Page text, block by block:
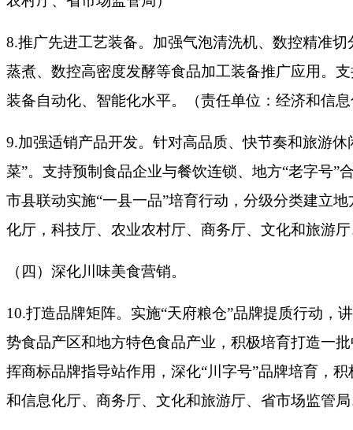
8.推广先进工艺装备。加强气泡清洗机、数控精准
蒸煮、数控高密度发酵等食品加工装备推广应用。
装备自动化、智能化水平。（责任单位：经济和信
9.加强适销产品开发。针对高品质、快节奏和旅游休
菜”。支持预制食品企业与餐饮连锁、地方“老字号
市县联动实施“一县一品”培育行动，分级分类建立
化厅，科技厅、农业农村厅、商务厅、文化和旅游
（四）深化川味美食营销。
10.打造品牌矩阵。实施“天府粮仓”品牌提质行动，
势食品产区和地方特色食品产业，积极培育打造一
挥商标品牌指导站作用，深化“川字号”品牌培育，
和信息化厅、商务厅、文化和旅游厅、省市场监管